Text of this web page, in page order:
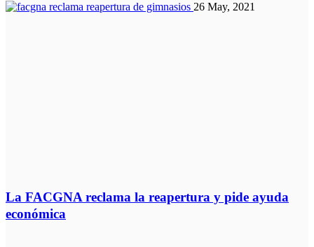
26 May, 2021
La FACGNA reclama la reapertura y pide ayuda
económica